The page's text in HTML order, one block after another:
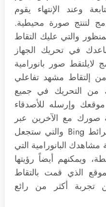
وعند الإنتهاء يقوم
لتنتج صورة محيطية.
والتي عليك التقاط
في تحريك الجهاز
لايلتقط صور بانورامية
إلتقاط مشهد تفاعلي
ويمكنك من التحريك في جميع
موقعك وإرسله للأصدقاء
صورك مع الآخرين عبر
Facebook كما أنه يدعم خرائط Bing والتي ستجعل
البانورامية التي
ويمكنهم أيضاً رؤيتها
الذي قمت بالتقاط
تجربة أكثر من رائع